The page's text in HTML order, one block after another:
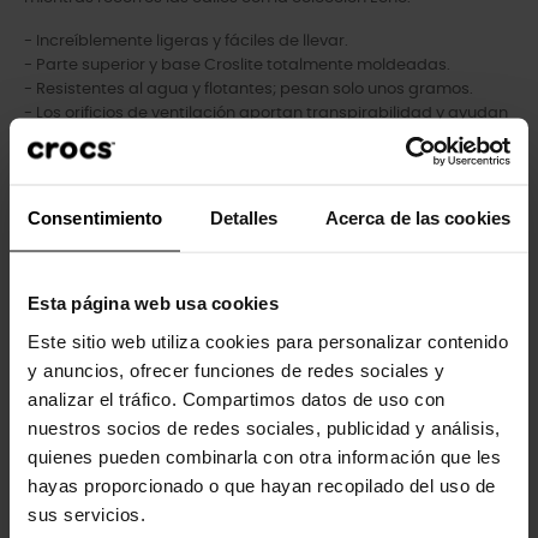
Consentimiento Detalles Acerca de las cookies
Esta página web usa cookies
Este sitio web utiliza cookies para personalizar contenido
y anuncios, ofrecer funciones de redes sociales y
analizar el tráfico. Compartimos datos de uso con
nuestros socios de redes sociales, publicidad y análisis,
quienes pueden combinarla con otra información que les
hayas proporcionado o que hayan recopilado del uso de
sus servicios.
- Increíblemente ligeras y fáciles de llevar.
- Parte superior y base Croslite totalmente moldeadas.
- Resistentes al agua y flotantes; pesan solo unos gramos.
- Los orificios de ventilación aportan transpirabilidad y ayudan
a evacuar el agua.
- Fáciles de limpiar y de secado rápido.
comodidad.
- Soporte de doble densidad con suela Croslite y plantilla
Los clientes que compraron este
producto también han comprado: